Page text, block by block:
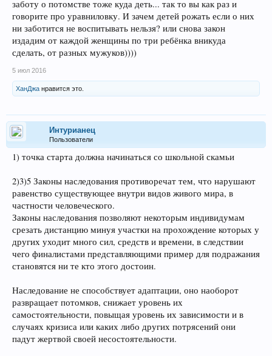
заботу о потомстве тоже куда деть... так то вы как раз и
говорите про уравниловку. И зачем детей рожать если о них
ни заботится не воспитывать нельзя? или снова закон
издадим от каждой женщины по три ребёнка вникуда
сделать, от разных мужуков))))
5 июл 2016
ХанДжа нравится это.
Интурианец
Пользователи
1) точка старта должна начинаться со школьной скамьи
2)3)5 Законы наследования противоречат тем, что нарушают
равенство существующее внутри видов живого мира, в
частности человеческого.
Законы наследования позволяют некоторым индивидумам
срезать дистанцию минуя участки на прохождение которых у
других уходит много сил, средств и времени, в следствии
чего финалистами представляющими пример для подражания
становятся ни те кто этого достоин.
Наследование не способствует адаптации, оно наоборот
развращает потомков, снижает уровень их
самостоятельности, повыщая уровень их зависимости и в
случаях кризиса или каких либо других потрясений они
падут жертвой своей несостоятельности.